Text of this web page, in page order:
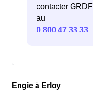
contacter GRDF
au
0.800.47.33.33.
Engie à Erloy